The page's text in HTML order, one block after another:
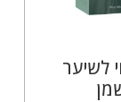
לשיער